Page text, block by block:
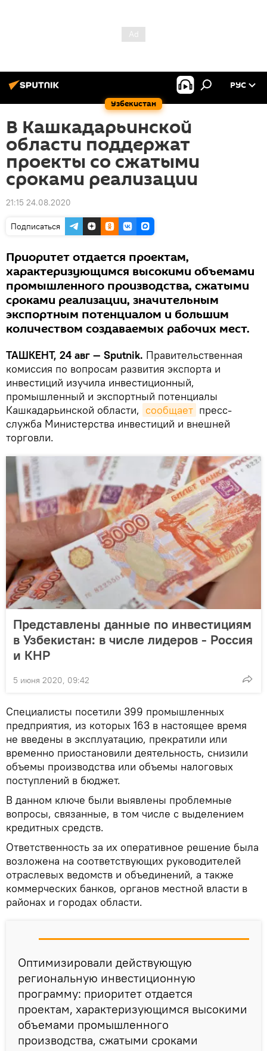
Узбекистан
РУС
В Кашкадарьинской
области поддержат
проекты со сжатыми
сроками реализации
21:15 24.08.2020
Подписаться
Приоритет отдается проектам,
характеризующимся высокими объемами
промышленного производства, сжатыми
сроками реализации, значительным
экспортным потенциалом и большим
количеством создаваемых рабочих мест.
ТАШКЕНТ, 24 авг — Sputnik. Правительственная
комиссия по вопросам развития экспорта и
инвестиций изучила инвестиционный,
промышленный и экспортный потенциалы
Кашкадарьинской области, сообщает пресс-
служба Министерства инвестиций и внешней
торговли.
Представлены данные по инвестициям
в Узбекистан: в числе лидеров - Россия
и КНР
5 июня 2020, 09:42
Специалисты посетили 399 промышленных
предприятия, из которых 163 в настоящее время
не введены в эксплуатацию, прекратили или
временно приостановили деятельность, снизили
объемы производства или объемы налоговых
поступлений в бюджет.
В данном ключе были выявлены проблемные
вопросы, связанные, в том числе с выделением
кредитных средств.
Ответственность за их оперативное решение была
возложена на соответствующих руководителей
отраслевых ведомств и объединений, а также
коммерческих банков, органов местной власти в
районах и городах области.
Оптимизировали действующую
региональную инвестиционную
программу: приоритет отдается
проектам, характеризующимся высокими
объемами промышленного
производства, сжатыми сроками